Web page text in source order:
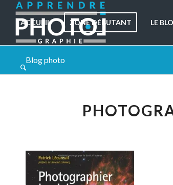
ACCUEIL ZONE DÉBUTANT LE
Blog photo